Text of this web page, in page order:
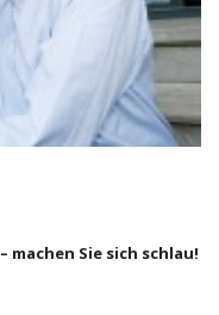
Sie sich schlau!